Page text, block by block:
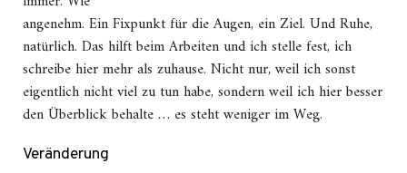
angenehm. Ein Fixpunkt für die Augen, ein Ziel. Und Ruhe,
natürlich. Das hilft beim Arbeiten und ich stelle fest, ich
schreibe hier mehr als zuhause. Nicht nur, weil ich sonst
eigentlich nicht viel zu tun habe, sondern weil ich hier besser
den Überblick behalte … es steht weniger im Weg.
Veränderung